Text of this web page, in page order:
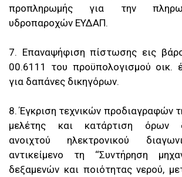
προπληρωμής για την
υδροπαροχών ΕΥΔΑΠ.
7. Επαναψήφιση πίστωσης εις
00.6111 του προϋπολογισμού οικ.
για δαπάνες δικηγόρων.
8. Έγκριση τεχνικών προδιαγραφών
μελέτης και κατάρτιση όρων
ανοιχτού ηλεκτρονικού
αντικείμενο τη ‘‘Συντήρηση
δεξαμενών και ποιότητας νερού,